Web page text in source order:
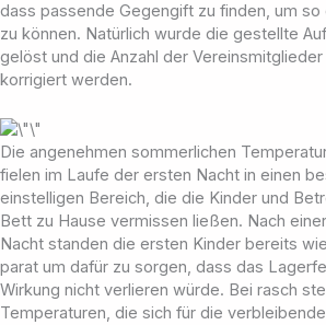
dass passende Gegengift zu finden, um
zu können. Natürlich wurde die gestellte
gelöst und die Anzahl der
korrigiert werden.
Die angenehmen sommerlichen
fielen im Laufe der ersten Nacht in einen
einstelligen Bereich, die die Kinder und
Bett zu Hause vermissen ließen. Nach
Nacht standen die ersten Kinder bereits
parat um dafür zu sorgen, dass das
Wirkung nicht verlieren würde. Bei rasch
Temperaturen, die sich für die